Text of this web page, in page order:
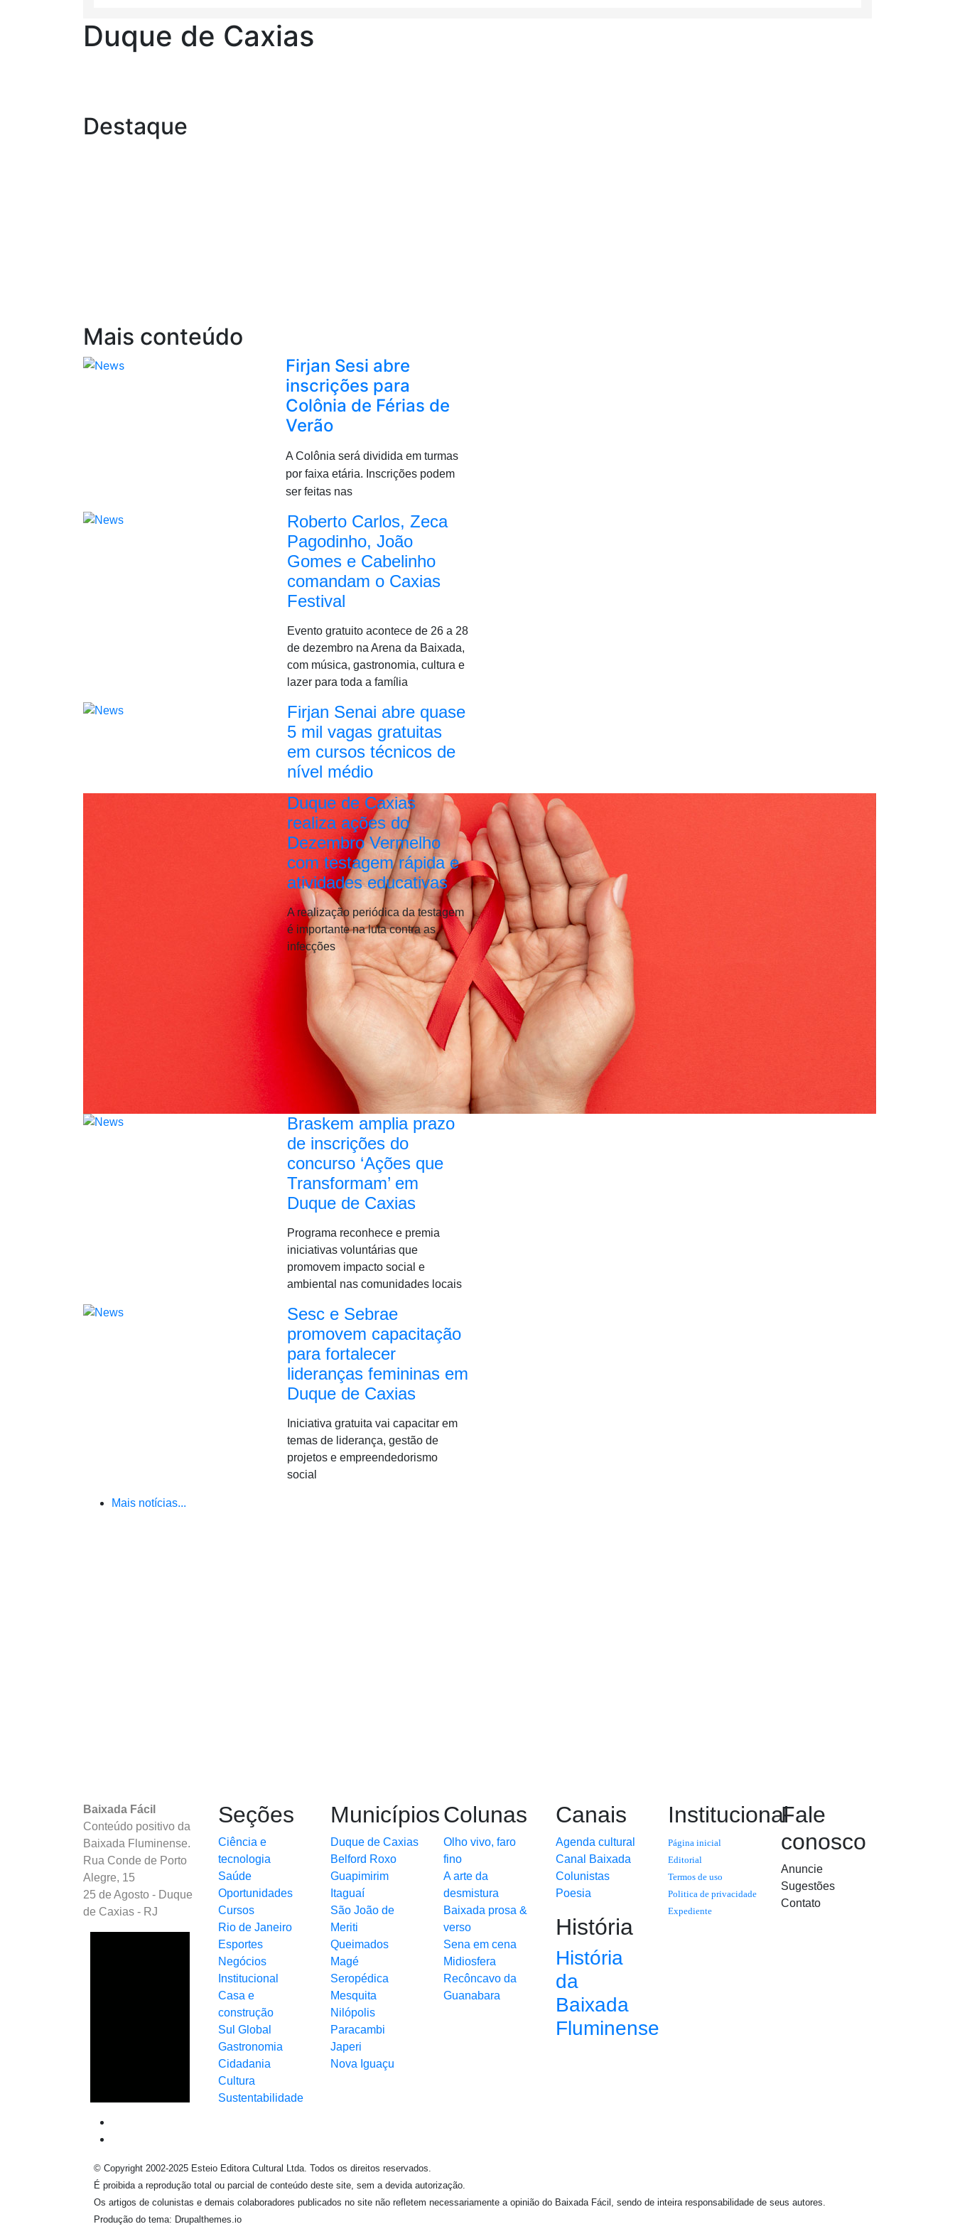
Duque de Caxias
Destaque
Mais conteúdo
Firjan Sesi abre
inscrições para
Colônia de Férias de
Verão
A Colônia será dividida em turmas
por faixa etária. Inscrições podem
ser feitas nas
Roberto Carlos, Zeca
Pagodinho, João
Gomes e Cabelinho
comandam o Caxias
Festival
Evento gratuito acontece de 26 a 28
de dezembro na Arena da Baixada,
com música, gastronomia, cultura e
lazer para toda a família
Firjan Senai abre quase
5 mil vagas gratuitas
em cursos técnicos de
nível médio
Duque de Caxias
realiza ações do
Dezembro Vermelho
com testagem rápida e
atividades educativas
A realização periódica da testagem
é importante na luta contra as
infecções
Braskem amplia prazo
de inscrições do
concurso ‘Ações que
Transformam’ em
Duque de Caxias
Programa reconhece e premia
iniciativas voluntárias que
promovem impacto social e
ambiental nas comunidades locais
Sesc e Sebrae
promovem capacitação
para fortalecer
lideranças femininas em
Duque de Caxias
Iniciativa gratuita vai capacitar em
temas de liderança, gestão de
projetos e empreendedorismo
social
Mais notícias...
Baixada Fácil
Conteúdo positivo da
Baixada Fluminense.
Rua Conde de Porto
Alegre, 15
25 de Agosto - Duque
de Caxias - RJ
Seções
Ciência e
tecnologia
Saúde
Oportunidades
Cursos
Rio de Janeiro
Esportes
Negócios
Institucional
Casa e
construção
Sul Global
Gastronomia
Cidadania
Cultura
Sustentabilidade
Municípios
Duque de Caxias
Belford Roxo
Guapimirim
Itaguaí
São João de
Meriti
Queimados
Magé
Seropédica
Mesquita
Nilópolis
Paracambi
Japeri
Nova Iguaçu
Colunas
Olho vivo, faro
fino
A arte da
desmistura
Baixada prosa &
verso
Sena em cena
Midiosfera
Recôncavo da
Guanabara
Canais
Agenda cultural
Canal Baixada
Colunistas
Poesia
História
História
da
Baixada
Fluminense
Institucional
Página inicial
Editorial
Termos de uso
Politica de privacidade
Expediente
Fale
conosco
Anuncie
Sugestões
Contato
© Copyright 2002-2025 Esteio Editora Cultural Ltda. Todos os direitos reservados.
É proibida a reprodução total ou parcial de conteúdo deste site, sem a devida autorização.
Os artigos de colunistas e demais colaboradores publicados no site não refletem necessariamente a opinião do Baixada Fácil, sendo de inteira responsabilidade de seus autores.
Produção do tema: Drupalthemes.io